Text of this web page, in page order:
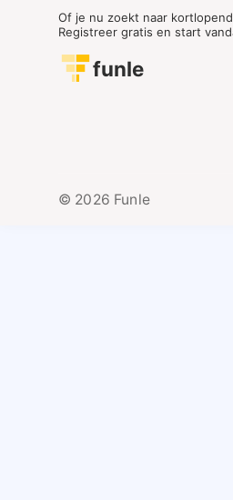
Of je nu zoekt naar
Registreer gratis en start
funle
© 2026 Funle